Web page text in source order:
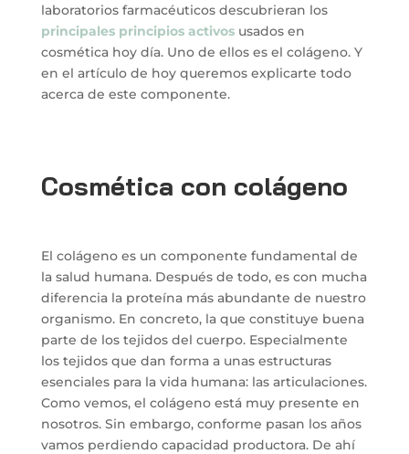
laboratorios farmacéuticos descubrieran los
principales principios activosusados en
cosmética hoy día. Uno de ellos es el colágeno. Y
en el artículo de hoy queremos explicarte todo
acerca de este componente.
Cosmética con colágeno
El colágeno es un componente fundamental de
la salud humana. Después de todo, es con mucha
diferencia la proteína más abundante de nuestro
organismo. En concreto, la que constituye buena
parte de los tejidos del cuerpo. Especialmente
los tejidos que dan forma a unas estructuras
esenciales para la vida humana: las articulaciones.
Como vemos, el colágeno está muy presente en
nosotros. Sin embargo, conforme pasan los años
vamos perdiendo capacidad productora. De ahí